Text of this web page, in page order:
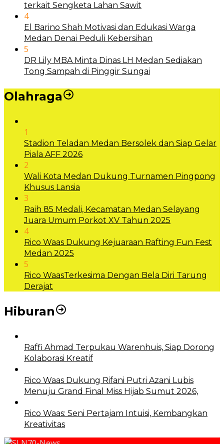
terkait Sengketa Lahan Sawit
4
El Barino Shah Motivasi dan Edukasi Warga
Medan Denai Peduli Kebersihan
5
DR Lily MBA Minta Dinas LH Medan Sediakan
Tong Sampah di Pinggir Sungai
Olahraga
1
Stadion Teladan Medan Bersolek dan Siap Gelar
Piala AFF 2026
2
Wali Kota Medan Dukung Turnamen Pingpong
Khusus Lansia
3
Raih 85 Medali, Kecamatan Medan Selayang
Juara Umum Porkot XV Tahun 2025
4
Rico Waas Dukung Kejuaraan Rafting Fun Fest
Medan 2025
5
Rico WaasTerkesima Dengan Bela Diri Tarung
Derajat
Hiburan
Raffi Ahmad Terpukau Warenhuis, Siap Dorong
Kolaborasi Kreatif
Rico Waas Dukung Rifani Putri Azani Lubis
Menuju Grand Final Miss Hijab Sumut 2026,
Rico Waas: Seni Pertajam Intuisi, Kembangkan
Kreativitas